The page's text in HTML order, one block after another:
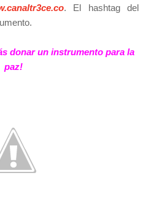
. El hashtag del
donar un instrumento para la
paz!